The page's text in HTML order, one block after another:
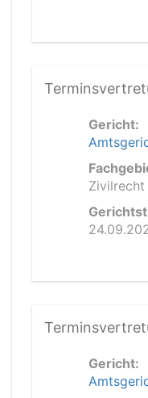
Gericht:
Zivilrecht
Gericht: